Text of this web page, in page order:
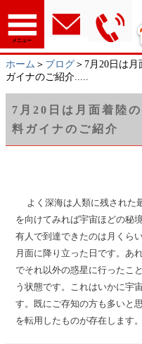
メニュー
ホーム ＞ ブログ ＞7月20日は
ガイナのご紹介.....
7月20日は月面着陸
料ガイナのご紹介
よく深海は人類に残された
を向けてみれば宇宙ほどの秘
有人で到達できたのは月くら
月面に降り立った日です。あ
でそれ以外の惑星に行ったこ
う状態です。これはいかに宇
す。既にご存知の方も多いと
を転用したものが存在します